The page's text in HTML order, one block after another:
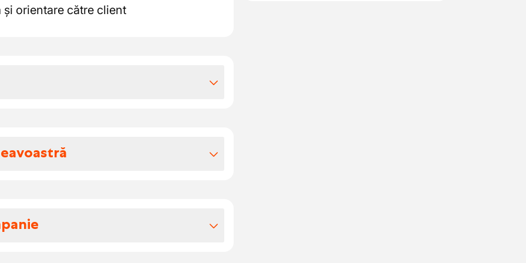
orientare către client
experiență, cu un salariu de început
după o perioadă de acomodare
teraselor și verandelor din lemn